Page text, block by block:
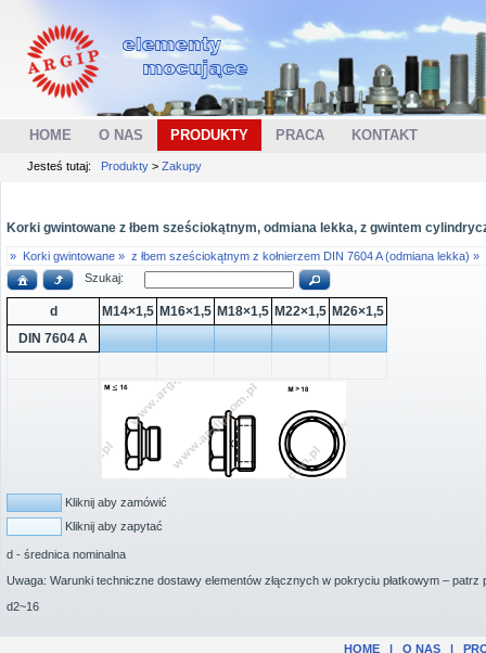
HOME O NAS PRODUKTY PRACA KONTAKT
Jesteś tutaj: Produkty > Zakupy
Korki gwintowane z łbem sześciokątnym, odmiana lekka, z gwintem
» Korki gwintowane » z łbem sześciokątnym z kołnierzem DIN 7604 A (odmiana lekka) »
Szukaj:
d M14×1,5 M16×1,5 M18×1,5 M22×1,5 M26×1,5
DIN 7604 A
Kliknij aby zamówić
Kliknij aby zapytać
d - średnica nominalna
Uwaga: Warunki techniczne dostawy elementów złącznych w pokryciu płatkowym – patrz
d2~16
HOME| O NAS|